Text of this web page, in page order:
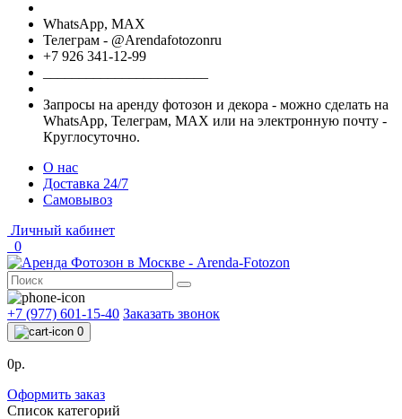
WhatsApp, МАХ
Телеграм - @Arendafotozonru
+7 926 341-12-99
Запросы на аренду фотозон и декора - можно сделать на
WhatsApp, Телеграм, МАХ или на электронную почту -
Круглосуточно.
О нас
Доставка 24/7
Самовывоз
Личный кабинет
0
+7 (977) 601-15-40 Заказать звонок
0
0р.
Оформить заказ
Список категорий